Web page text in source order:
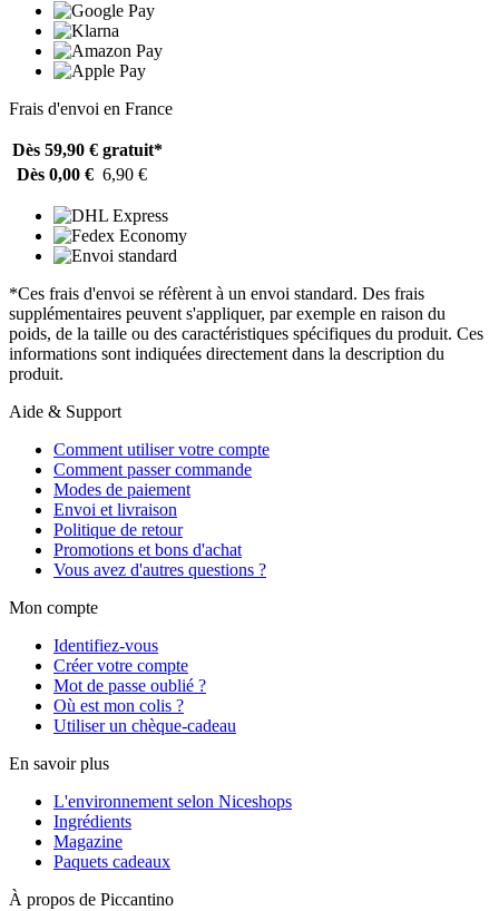
Frais d'envoi en France
Dès 59,90 € gratuit*
Dès 0,00 € 6,90 €
*Ces frais d'envoi se réfèrent à un envoi standard. Des frais
supplémentaires peuvent s'appliquer, par exemple en raison du
poids, de la taille ou des caractéristiques spécifiques du produit. Ces
informations sont indiquées directement dans la description du
produit.
Aide & Support
Comment utiliser votre compte
Comment passer commande
Modes de paiement
Envoi et livraison
Politique de retour
Promotions et bons d'achat
Vous avez d'autres questions ?
Mon compte
Identifiez-vous
Créer votre compte
Mot de passe oublié ?
Où est mon colis ?
Utiliser un chèque-cadeau
En savoir plus
L'environnement selon Niceshops
Ingrédients
Magazine
Paquets cadeaux
À propos de Piccantino